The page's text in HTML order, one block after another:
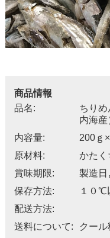
商品情報
品名:
ちり
内海産
内容量:
200ｇ
原材料:
かたく
賞味期限:
製造日
保存方法:
１０℃
配送方法:
送料について:
クー